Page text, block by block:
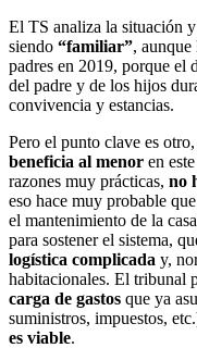
El TS analiza la situación
siendo “familiar”,
padres en 2019, porque el
del padre y de los hijos
convivencia y estancias.
Pero el punto clave es
beneficia al menor en
razones muy prácticas, no
eso hace muy probable que
el mantenimiento de la
para sostener el sistema,
logística complicada y,
habitacionales. El tribunal
carga de gastos que ya
suministros, impuestos,
es viable.